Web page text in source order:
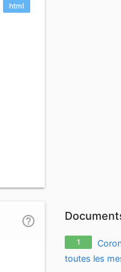
html
help_outline
1
toutes les